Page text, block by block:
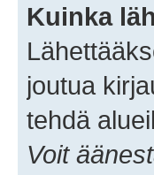
Kuinka
joutua
tehdä
Voit